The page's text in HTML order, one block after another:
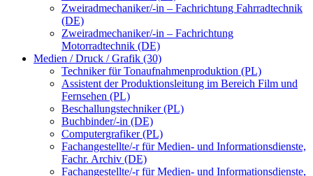
Zweiradmechaniker/-in – Fachrichtung Fahrradtechnik
(DE)
Zweiradmechaniker/-in – Fachrichtung
Motorradtechnik (DE)
Medien / Druck / Grafik (30)
Techniker für Tonaufnahmenproduktion (PL)
Assistent der Produktionsleitung im Bereich Film und
Fernsehen (PL)
Beschallungstechniker (PL)
Buchbinder/-in (DE)
Computergrafiker (PL)
Fachangestellte/-r für Medien- und Informationsdienste,
Fachr. Archiv (DE)
Fachangestellte/-r für Medien- und Informationsdienste,